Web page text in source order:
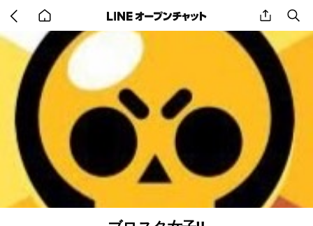
back
to
home
share